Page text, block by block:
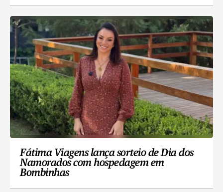
Fátima Viagens lança sorteio de Dia dos
Namorados com hospedagem em
Bombinhas